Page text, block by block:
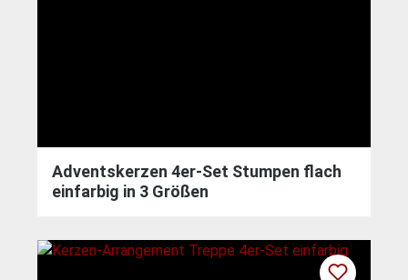
Adventskerzen 4er-Set Stumpen flach
einfarbig in 3 Größen